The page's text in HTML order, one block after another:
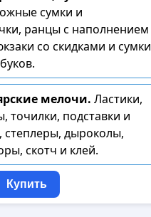
сумки и
ранцы с наполнением
со скидками и сумки
мелочи. Ластики,
точилки, подставки и
степлеры, дыроколы,
скотч и клей.
Купить